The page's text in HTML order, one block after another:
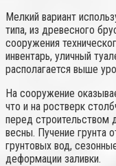
Мелкий вариант
типа, из древесного
сооружения
инвентарь, уличный
располагается выше
На сооружение
что и на ростверк
перед строительством
весны. Пучение грунта
грунтовых вод,
деформации заливки.